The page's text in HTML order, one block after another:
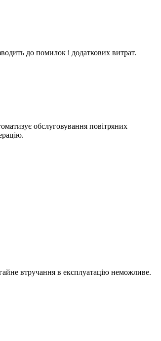
до помилок і додаткових витрат.
обслуговування повітряних
втручання в експлуатацію неможливе.